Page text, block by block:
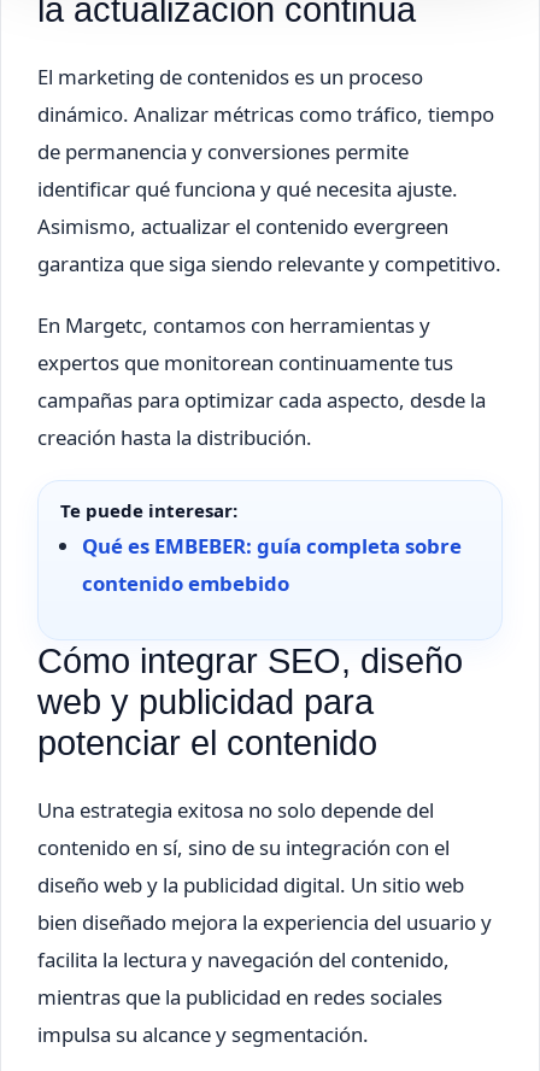
la actualización continua
El marketing de contenidos es un proceso
dinámico. Analizar métricas como tráfico, tiempo
de permanencia y conversiones permite
identificar qué funciona y qué necesita ajuste.
Asimismo, actualizar el contenido evergreen
garantiza que siga siendo relevante y competitivo.
En Margetc, contamos con herramientas y
expertos que monitorean continuamente tus
campañas para optimizar cada aspecto, desde la
creación hasta la distribución.
Te puede interesar:
Qué es EMBEBER: guía completa sobre
contenido embebido
Cómo integrar SEO, diseño
web y publicidad para
potenciar el contenido
Una estrategia exitosa no solo depende del
contenido en sí, sino de su integración con el
diseño web y la publicidad digital. Un sitio web
bien diseñado mejora la experiencia del usuario y
facilita la lectura y navegación del contenido,
mientras que la publicidad en redes sociales
impulsa su alcance y segmentación.